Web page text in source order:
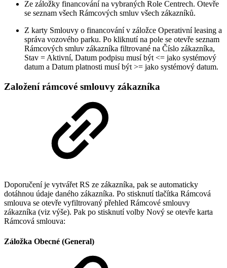
Ze záložky financování na vybraných Role Centrech. Otevře
se seznam všech Rámcových smluv všech zákazníků.
Z karty Smlouvy o financování v záložce Operativní leasing a
správa vozového parku. Po kliknutí na pole se otevře seznam
Rámcových smluv zákazníka filtrované na Číslo zákazníka,
Stav = Aktivní, Datum podpisu musí být <= jako systémový
datum a Datum platnosti musí být >= jako systémový datum.
Založení rámcové smlouvy zákazníka
Doporučení je vytvářet RS ze zákazníka, pak se automaticky
dotáhnou údaje daného zákazníka. Po stisknutí tlačítka Rámcová
smlouva se otevře vyfiltrovaný přehled Rámcové smlouvy
zákazníka (viz výše). Pak po stisknutí volby Nový se otevře karta
Rámcová smlouva:
Záložka Obecné (General)